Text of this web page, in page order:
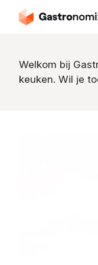
Welkom bij
keuken. Wil je